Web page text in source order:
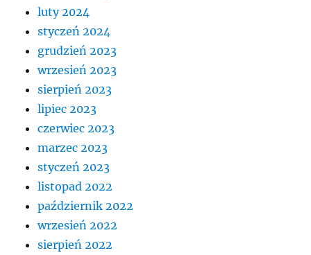
luty 2024
styczeń 2024
grudzień 2023
wrzesień 2023
sierpień 2023
lipiec 2023
czerwiec 2023
marzec 2023
styczeń 2023
listopad 2022
październik 2022
wrzesień 2022
sierpień 2022